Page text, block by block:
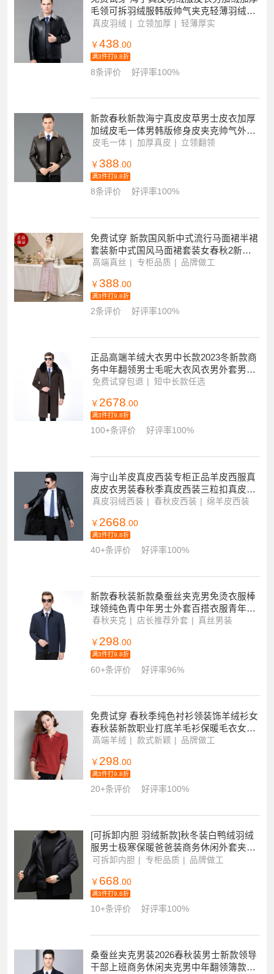
毛领可拆羽绒服韩版帅气夹克轻薄羽绒春
秋新款外套皮羽绒高端外套正品官方旗舰
真皮羽绒 立领加厚 轻薄厚实
￥ 438.00
满3件打9.8折
8条评价 好评率100%
新款春秋新款海宁真皮皮草男士皮衣加厚
加绒皮毛一体男韩版修身皮夹克帅气外套
潮生态皮毛一体男海宁真皮皮衣羊羔毛羊
皮毛一体 加厚真皮 立领翻领
￥ 388.00
满3件打9.8折
8条评价 好评率100%
免费试穿 新款国风新中式流行马面裙半裙
套装新中式国风马面裙套装女春秋2新款
日常通勤改良明制汉服两件套
高端真丝 专柜品质 品牌做工
￥ 388 .00
满3件打9.8折
2条评价 好评率100%
正品高端羊绒大衣男中长款2023冬新款商
务中年翻领男士毛呢大衣风衣男外套男冬
季加绒加厚中老年羊毛呢子大衣男领导干
免费试穿包退
短中长款任选
￥ 2678.00
满3件打9.8折
100+条评价 好评率100%
海宁山羊皮真皮西装专柜正品羊皮西服真
皮皮衣男装春秋季真皮西装三粒扣真皮皮
衣男式绵羊皮西服外套韩版修身男装皮衣
真皮羽绒西装 春秋皮西装 绵羊皮西装
￥ 2668 .00
满3件打9.8折
40+条评价 好评率100%
新款春秋装新款桑蚕丝夹克男免烫衣服棒
球领纯色青中年男士外套百搭衣服青年时
尚立领夹克外套男装男40中年人50岁商务
春秋夹克 店长推荐外套 真丝男装
￥ 298.00
满3件打9.8折
60+条评价 好评率96%
免费试穿 春秋季纯色衬衫领装饰羊绒衫女
春秋装新款职业打底羊毛衫保暖毛衣女装
少女专柜正品女士毛衣高端羊绒衫年轻漂
高端羊绒 款式新颖 品牌做工
￥ 298 .00
满3件打9.8折
20+条评价 好评率100%
[可拆卸内胆 羽绒新款]秋冬装白鸭绒羽绒
服男士极寒保暖爸爸装商务休闲外套夹克
男翻领大码新款活里活面羽绒内胆外套男
可拆卸内胆 专柜品质 品牌做工
￥ 668 .00
满3件打9.8折
10+条评价 好评率100%
桑蚕丝夹克男装2026春秋装男士新款领导
干部上班商务休闲夹克男中年翻领簿款真